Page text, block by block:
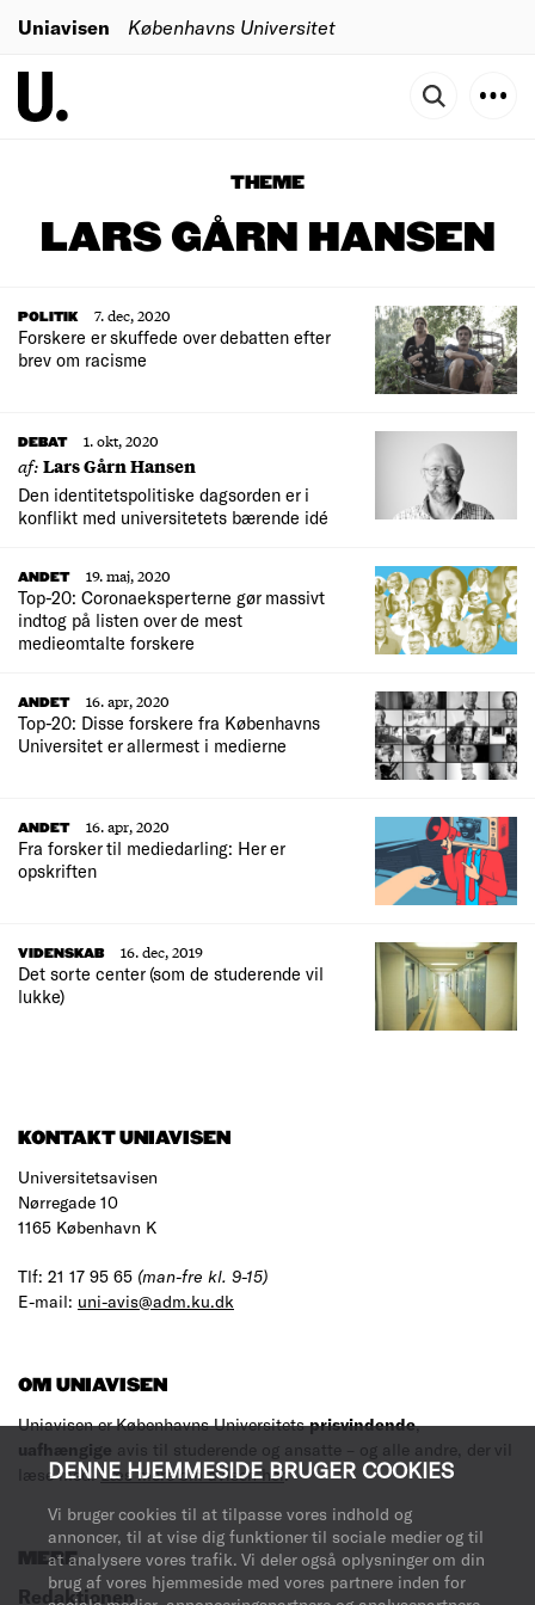
DENNE HJEMMESIDE BRUGER COOKIES
Vi bruger cookies til at tilpasse vores indhold og
annoncer, til at vise dig funktioner til sociale medier og til
at analysere vores trafik. Vi deler også oplysninger om din
brug af vores hjemmeside med vores partnere inden for
Uniavisen Københavns Universitet
THEME
LARS GÅRN HANSEN
POLITIK
7. dec, 2020
Forskere er skuffede over debatten efter
brev om racisme
DEBAT 1. okt, 2020
af:Lars Gårn Hansen
Den identitetspolitiske dagsorden er i
konflikt med universitetets bærende idé
ANDET
19. maj, 2020
Top-20: Coronaeksperterne gør massivt
indtog på listen over de mest
medieomtalte forskere
ANDET
16. apr, 2020
Top-20: Disse forskere fra Københavns
Universitet er allermest i medierne
ANDET
16. apr, 2020
Fra forsker til mediedarling: Her er
opskriften
VIDENSKAB
16. dec, 2019
Det sorte center (som de studerende vil
lukke)
KONTAKT UNIAVISEN
Universitetsavisen
Nørregade 10
1165 København K
Tlf: 21 17 95 65 (man-fre kl. 9-15)
E-mail: uni-avis@adm.ku.dk
OM UNIAVISEN
Uniavisen er Københavns Universitetsprisvindende,
uafhængige avis til studerende og ansatte – og alle andre, der vil
læse med.Læs mere om avisen her.
MERE
Redaktionen